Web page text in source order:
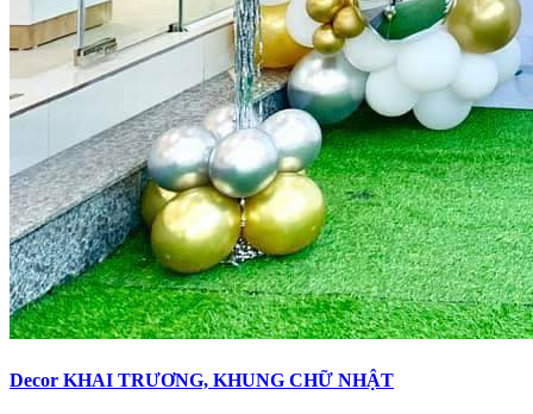
Decor KHAI TRƯƠNG, KHUNG CHỮ NHẬT